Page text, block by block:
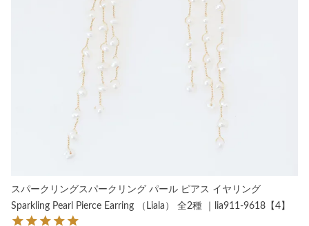
スパークリングスパークリング パール ピアス イヤリング
Sparkling Pearl Pierce Earring （Liala） 全2種 ｜lia911-9618【4】